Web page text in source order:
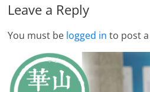
Leave a Reply
You must be logged in to post